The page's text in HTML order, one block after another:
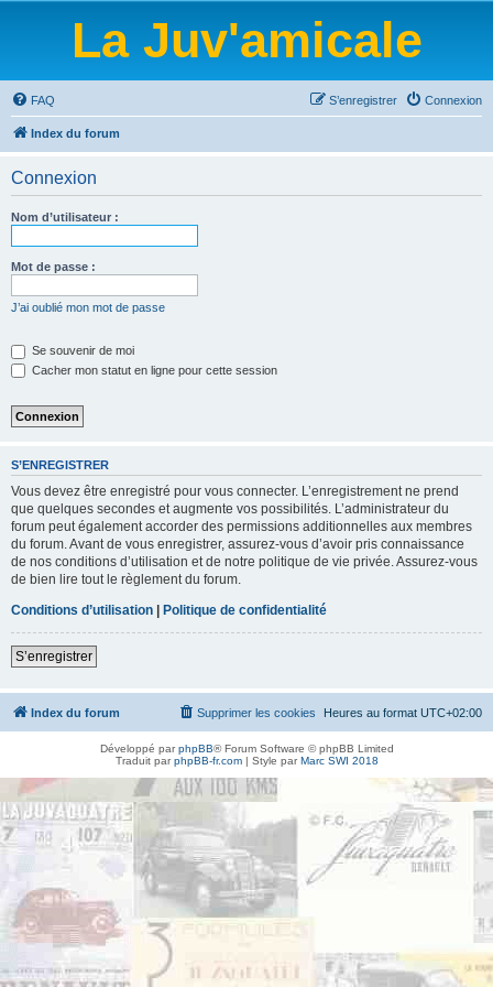
La Juv'amicale
FAQ Connexion
S’enregistrer
Index du forum
Connexion
Nom d’utilisateur :
Mot de passe :
J’ai oublié mon mot de passe
Se souvenir de moi
Cacher mon statut en ligne pour cette session
S’ENREGISTRER
Vous devez être enregistré pour vous connecter. L’enregistrement ne prend
que quelques secondes et augmente vos possibilités. L’administrateur du
forum peut également accorder des permissions additionnelles aux membres
du forum. Avant de vous enregistrer, assurez-vous d’avoir pris connaissance
de nos conditions d’utilisation et de notre politique de vie privée. Assurez-vous
de bien lire tout le règlement du forum.
Conditions d’utilisation | Politique de confidentialité
S’enregistrer
Index du forum Heures au format UTC+02:00
Supprimer les cookies
Développé parphpBB® Forum Software © phpBB Limited
Traduit parphpBB-fr.com| Style parMarc SWI 2018